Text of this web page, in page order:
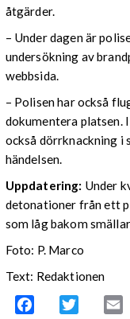
åtgärder.
– Under dagen är
undersökning av
webbsida.
– Polisen har också
dokumentera
också dörrknackning
händelsen.
Uppdatering: Under
detonationer från ett
som låg bakom
Foto: P. Marco
Text: Redaktionen
Facebook Twitter